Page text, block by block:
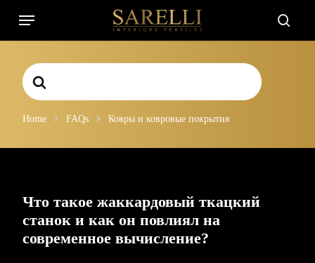
Menu
Search
For
Home FAQs Ковры и ковровые покрытия
Что такое жаккардовый ткацкий
станок и как он повлиял на
современное вычисление?